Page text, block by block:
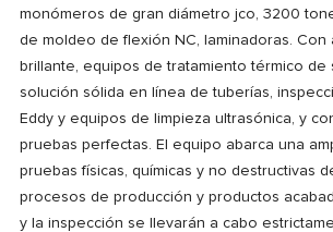
monómeros de gran diámetro jco, 3200
de moldeo de flexión NC, laminadoras. Con
brillante, equipos de tratamiento térmico de
solución sólida en línea de tuberías,
Eddy y equipos de limpieza ultrasónica, y
pruebas perfectas. El equipo abarca una
pruebas físicas, químicas y no destructivas
procesos de producción y productos
y la inspección se llevarán a cabo